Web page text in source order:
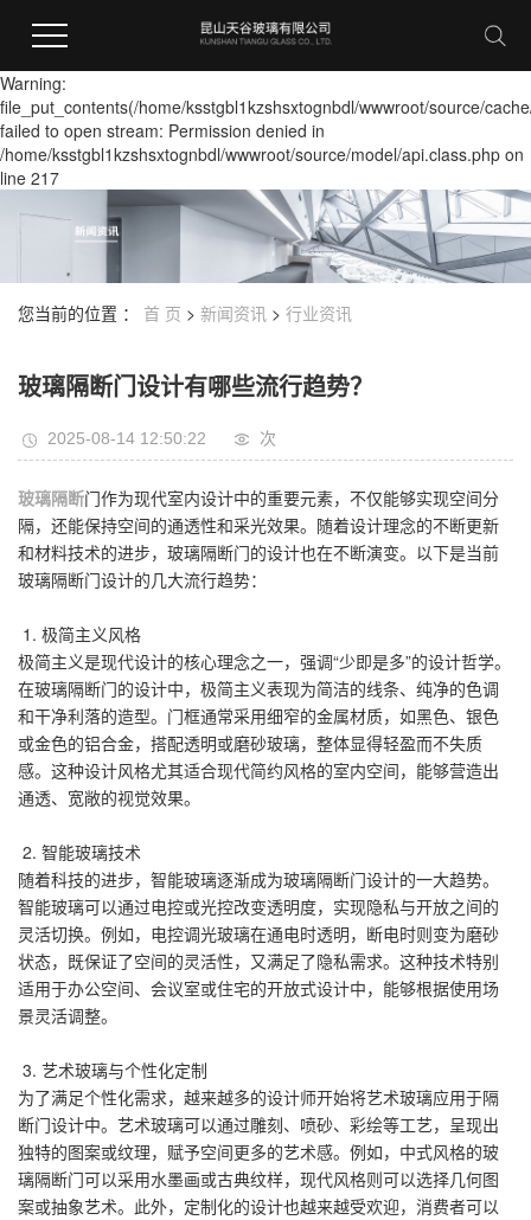
Warning:
file_put_contents(/home/ksstgbl1kzshsxtognbdl/wwwroot/source/
failed to open stream: Permission denied in
/home/ksstgbl1kzshsxtognbdl/wwwroot/source/model/api.class.php on
line 217
您当前的位置 ： 首 页 > 新闻资讯 > 行业资讯
玻璃隔断门设计有哪些流行趋势？
2025-08-14 12:50:22 次
玻璃隔断门作为现代室内设计中的重要元素，不仅能够实现空间分
隔，还能保持空间的通透性和采光效果。随着设计理念的不断更新
和材料技术的进步，玻璃隔断门的设计也在不断演变。以下是当前
玻璃隔断门设计的几大流行趋势：
1. 极简主义风格
极简主义是现代设计的核心理念之一，强调“少即是多”的设计哲学。
在玻璃隔断门的设计中，极简主义表现为简洁的线条、纯净的色调
和干净利落的造型。门框通常采用细窄的金属材质，如黑色、银色
或金色的铝合金，搭配透明或磨砂玻璃，整体显得轻盈而不失质
感。这种设计风格尤其适合现代简约风格的室内空间，能够营造出
通透、宽敞的视觉效果。
2. 智能玻璃技术
随着科技的进步，智能玻璃逐渐成为玻璃隔断门设计的一大趋势。
智能玻璃可以通过电控或光控改变透明度，实现隐私与开放之间的
灵活切换。例如，电控调光玻璃在通电时透明，断电时则变为磨砂
状态，既保证了空间的灵活性，又满足了隐私需求。这种技术特别
适用于办公空间、会议室或住宅的开放式设计中，能够根据使用场
景灵活调整。
3. 艺术玻璃与个性化定制
为了满足个性化需求，越来越多的设计师开始将艺术玻璃应用于隔
断门设计中。艺术玻璃可以通过雕刻、喷砂、彩绘等工艺，呈现出
独特的图案或纹理，赋予空间更多的艺术感。例如，中式风格的玻
璃隔断门可以采用水墨画或古典纹样，现代风格则可以选择几何图
案或抽象艺术。此外，定制化的设计也越来越受欢迎，消费者可以